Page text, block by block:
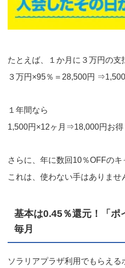
たとえば、１か月に３万円の
３万円×95％＝28,500円 ⇒1,500
１年間なら
1,500円×12ヶ月⇒18,000円お得
さらに、年に数回10％OFFのキ
これは、使わない手はありませ
基本は0.45％還元！「ポ
毎月
ソラリアプラザ利用でもらえ